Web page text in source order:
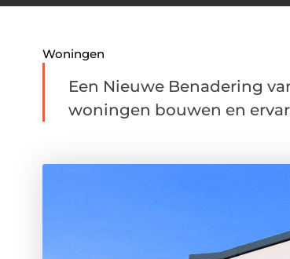
Woningen
Een Nieuwe Benadering
woningen bouwen en